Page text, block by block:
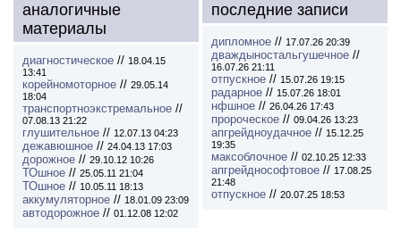
аналогичные
материалы
диагностическое // 18.04.15
13:41
корейномоторное // 29.05.14
18:04
транспортноэкстремальное //
07.08.13 21:22
глушительное // 12.07.13 04:23
дежавюшное // 24.04.13 17:03
дорожное // 29.10.12 10:26
ТОшное // 25.05.11 21:04
ТОшное // 10.05.11 18:13
аккумуляторное // 18.01.09 23:09
автодорожное // 01.12.08 12:02
последние записи
дипломное // 17.07.26 20:39
дваждыностальгушечное //
16.07.26 21:11
отпускное // 15.07.26 19:15
радарное // 15.07.26 18:01
нфшное // 26.04.26 17:43
пророческое // 09.04.26 13:23
апгрейдноудачное // 15.12.25
19:35
максоблочное // 02.10.25 12:33
апгрейднософтовое // 17.08.25
21:48
отпускное // 20.07.25 18:53